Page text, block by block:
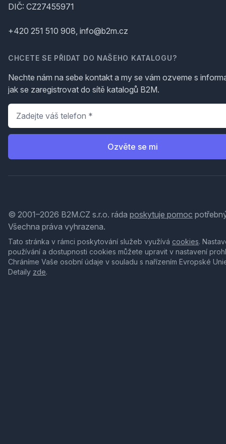
DIČ: CZ27455971
+420 251 510 908, info@b2m.cz
CHCETE SE PŘIDAT DO NAŠEHO KATALOGU?
Nechte nám na sebe kontakt a my se vám ozveme s
jak se zaregistrovat do sítě katalogů B2M.
Telefon
Ozvěte se mi
© 2001–2026 B2M.CZ s.r.o. ráda poskytuje pomoc
Všechna práva vyhrazena.
Tato stránka v rámci poskytování služeb využívá cookies.
používání a dostupnosti cookies můžete upravit v nastavení
Chráníme Vaše osobní údaje v souladu s nařízením Evropské
Detaily zde.